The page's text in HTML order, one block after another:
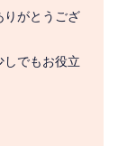
りがとうござ
しでもお役立